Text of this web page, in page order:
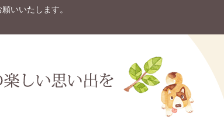
いいたします。